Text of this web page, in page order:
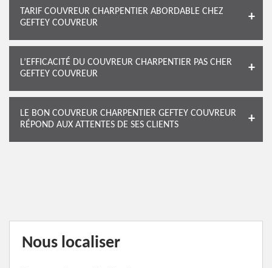
TARIF COUVREUR CHARPENTIER ABORDABLE CHEZ
GEFTEY COUVREUR
L’EFFICACITÉ DU COUVREUR CHARPENTIER PAS CHER
GEFTEY COUVREUR
LE BON COUVREUR CHARPENTIER GEFTEY COUVREUR
RÉPOND AUX ATTENTES DE SES CLIENTS
Nous localiser